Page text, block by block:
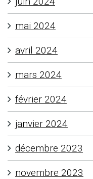
mai 2024
avril 2024
mars 2024
février 2024
janvier 2024
décembre 2023
novembre 2023